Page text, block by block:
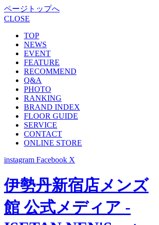
ページトップへ
CLOSE
TOP
NEWS
EVENT
FEATURE
RECOMMEND
Q&A
PHOTO
RANKING
BRAND INDEX
FLOOR GUIDE
SERVICE
CONTACT
ONLINE STORE
instagram Facebook X
伊勢丹新宿店メンズ
館 公式メディア -